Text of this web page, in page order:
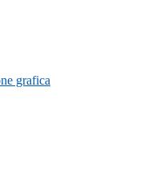
grafica